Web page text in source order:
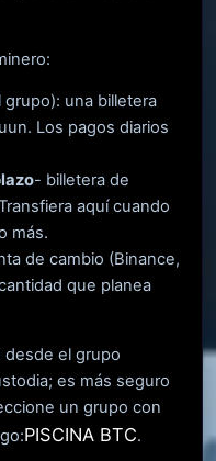
grupo): una billetera
Los pagos diarios
- billetera de
aquí cuando
más.
de cambio (Binance,
que planea
desde el grupo
es más seguro
un grupo con
PISCINA BTC.